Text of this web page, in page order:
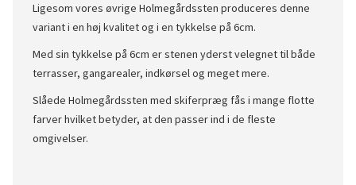
Ligesom vores øvrige Holmegårdssten produceres denne
variant i en høj kvalitet og i en tykkelse på 6cm.
Med sin tykkelse på 6cm er stenen yderst velegnet til både
terrasser, gangarealer, indkørsel og meget mere.
Slåede Holmegårdssten med skiferpræg fås i mange flotte
farver hvilket betyder, at den passer ind i de fleste
omgivelser.